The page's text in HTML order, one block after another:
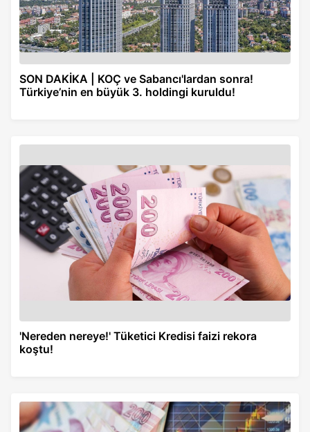
SON DAKİKA | KOÇ ve Sabancı'lardan sonra!
Türkiye’nin en büyük 3. holdingi kuruldu!
'Nereden nereye!' Tüketici Kredisi faizi rekora
koştu!